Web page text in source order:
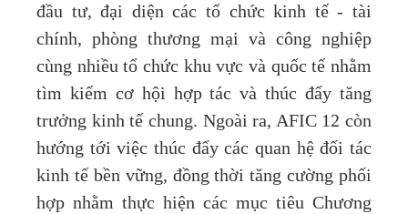
đầu tư, đại diện các tổ chức kinh tế - tài
chính, phòng thương mại và công nghiệp
cùng nhiều tổ chức khu vực và quốc tế nhằm
tìm kiếm cơ hội hợp tác và thúc đẩy tăng
trưởng kinh tế chung. Ngoài ra, AFIC 12 còn
hướng tới việc thúc đẩy các quan hệ đối tác
kinh tế bền vững, đồng thời tăng cường phối
hợp nhằm thực hiện các mục tiêu Chương